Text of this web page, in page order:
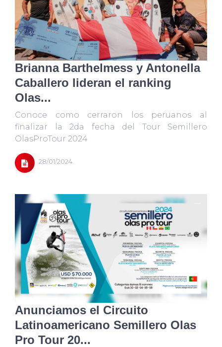
Brianna Barthelmess y Antonella
Caballero lideran el ranking
Olas...
Conoce como cerraron los peruanos al
finalizar la 2da fecha del Tour Semillero
OlasProTour 2024
28/01/2024
Anunciamos el Circuito
Latinoamericano Semillero Olas
Pro Tour 20...